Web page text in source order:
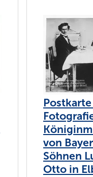
von
Söhnen
Otto in